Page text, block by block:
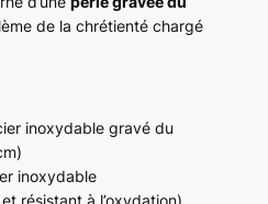
de la chrétienté chargé
inoxydable gravé du
inoxydable
résistant à l’oxydation)